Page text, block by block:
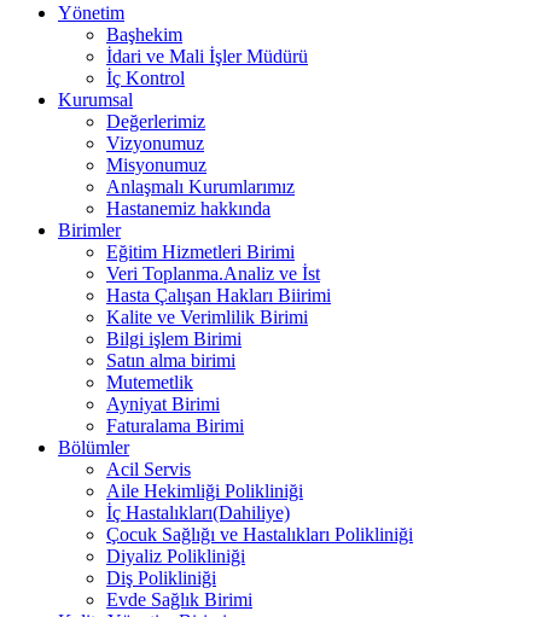
Yönetim
Başhekim
İdari ve Mali İşler Müdürü
İç Kontrol
Kurumsal
Değerlerimiz
Vizyonumuz
Misyonumuz
Anlaşmalı Kurumlarımız
Hastanemiz hakkında
Birimler
Eğitim Hizmetleri Birimi
Veri Toplanma.Analiz ve İst
Hasta Çalışan Hakları Biirimi
Kalite ve Verimlilik Birimi
Bilgi işlem Birimi
Satın alma birimi
Mutemetlik
Ayniyat Birimi
Faturalama Birimi
Bölümler
Acil Servis
Aile Hekimliği Polikliniği
İç Hastalıkları(Dahiliye)
Çocuk Sağlığı ve Hastalıkları Polikliniği
Diyaliz Polikliniği
Diş Polikliniği
Evde Sağlık Birimi